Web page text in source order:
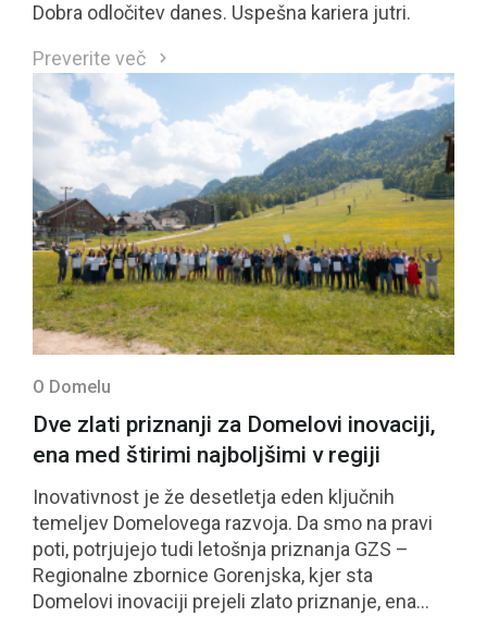
Dobra odločitev danes. Uspešna kariera jutri.
Preverite več
O Domelu
Dve zlati priznanji za Domelovi inovaciji,
ena med štirimi najboljšimi v regiji
Inovativnost je že desetletja eden ključnih
temeljev Domelovega razvoja. Da smo na pravi
poti, potrjujejo tudi letošnja priznanja GZS –
Regionalne zbornice Gorenjska, kjer sta
Domelovi inovaciji prejeli zlato priznanje, ena